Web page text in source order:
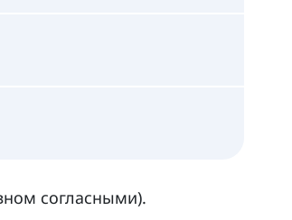
согласными).